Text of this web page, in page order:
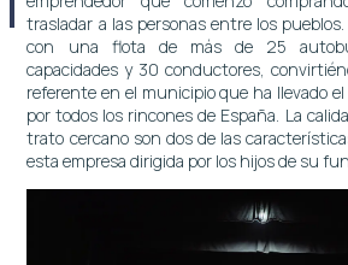
trasladar a las personas entre los
con una flota de más de 25
capacidades y 30 conductores,
referente en el municipio que ha llevado
por todos los rincones de España. La
trato cercano son dos de las
esta empresa dirigida por los hijos de su